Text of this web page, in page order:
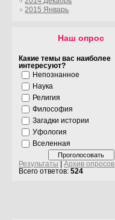
2015 Январь
Наш опрос
Какие темы вас наиболее
интересуют?
Непознанное
Наука
Религия
Философия
Загадки истории
Уфология
Вселенная
Результаты |Архив опросов
Всего ответов:524